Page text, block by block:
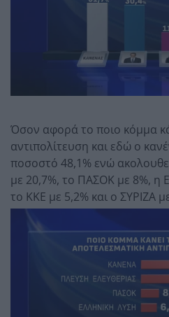
Όσον αφορά το ποιο κόμμα
αντιπολίτευση και εδώ ο
ποσοστό 48,1% ενώ
με 20,7%, το ΠΑΣΟΚ με 8%, η
το ΚΚΕ με 5,2% και ο ΣΥΡΙΖΑ